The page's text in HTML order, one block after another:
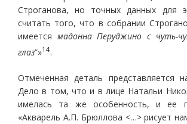
Строганова, но точных данных для
считать того, что в собрании
имеется мадонна Перуджино с чуть-
глаз”»14.
Отмеченная деталь представляется
Дело в том, что и в лице Натальи
имелась та же особенность, и ее
«Акварель А.П. Брюллова <…> рисует